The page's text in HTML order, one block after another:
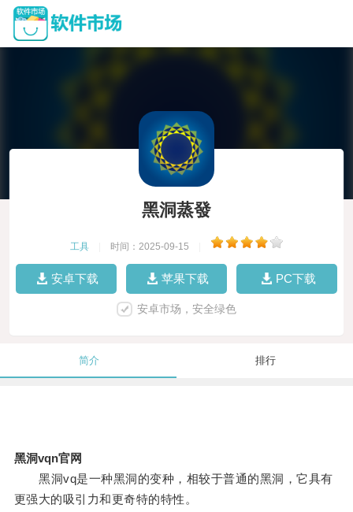
黑洞蒸發
工具 时间：2025-09-15
安卓下载 苹果下载 PC下载
安卓市场，安全绿色
简介 排行
黑洞vqn官网
黑洞vq是一种黑洞的变种，相较于普通的黑洞，它具有
更强大的吸引力和更奇特的特性。